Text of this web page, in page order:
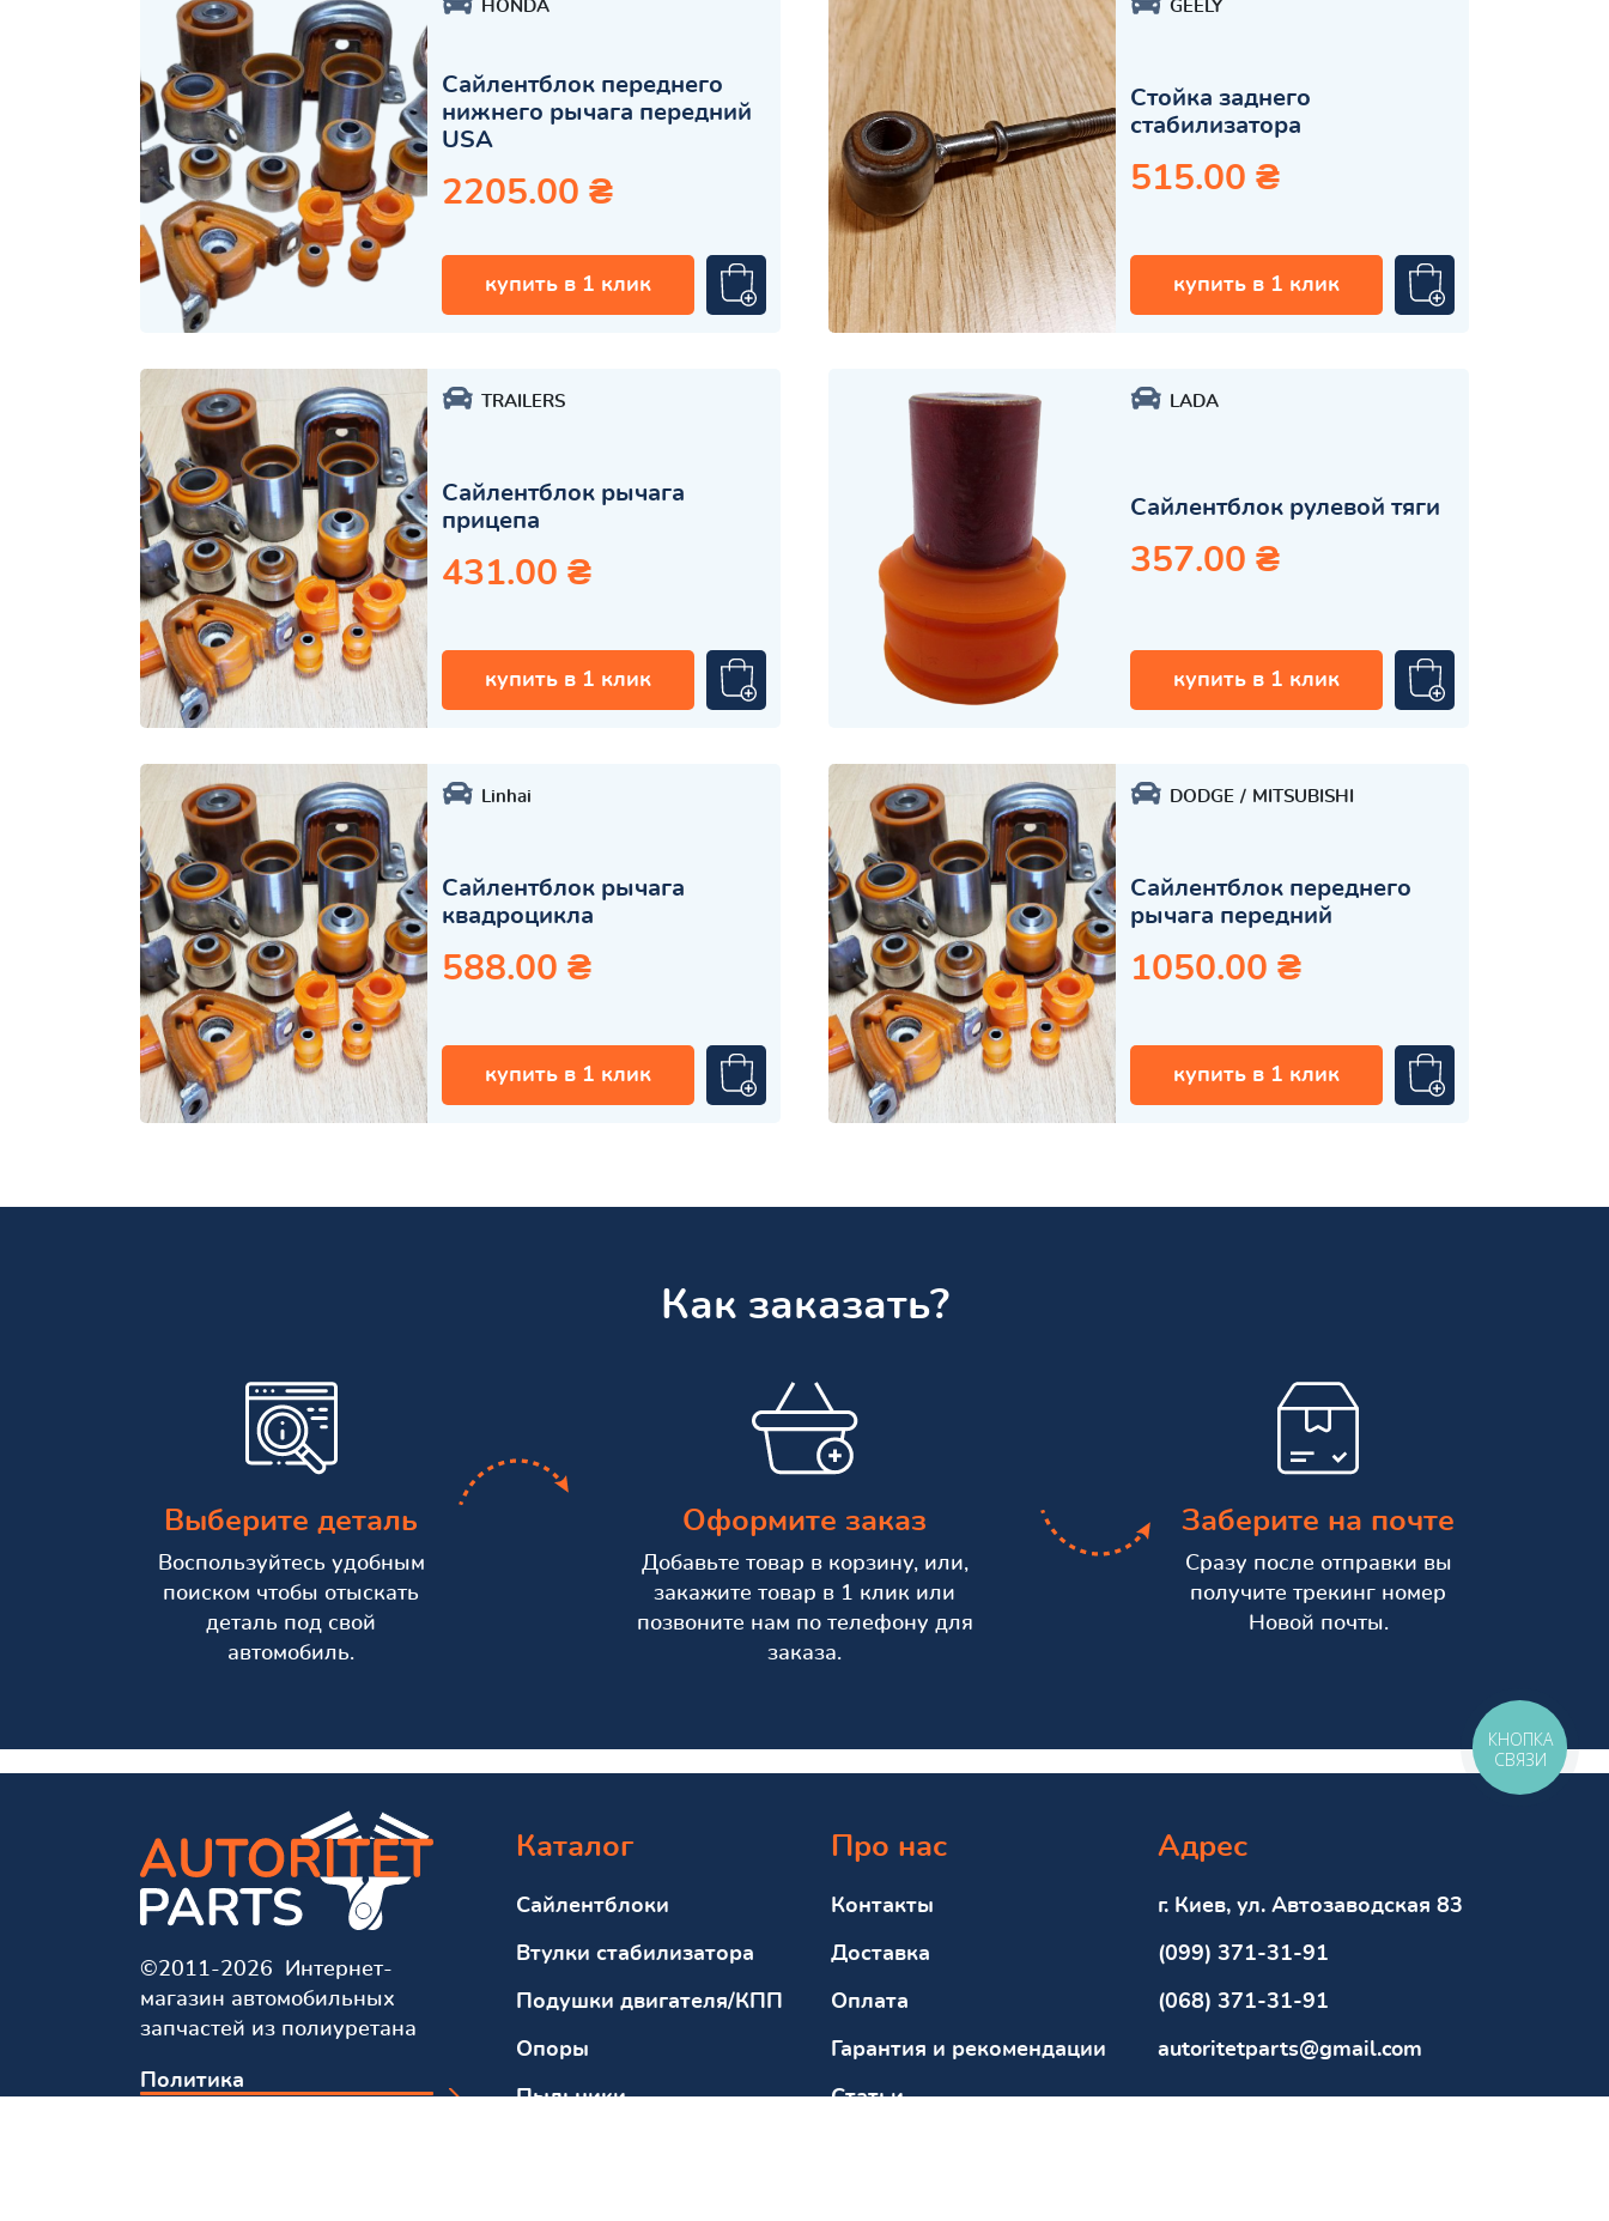
HONDA
Сайлентблок переднего
нижнего рычага передний
USA
2205.00 ₴
купить в 1 клик
GEELY
Стойка заднего
стабилизатора
515.00 ₴
купить в 1 клик
TRAILERS
Сайлентблок рычага
прицепа
431.00 ₴
купить в 1 клик
LADA
Сайлентблок рулевой тяги
357.00 ₴
купить в 1 клик
Linhai
Сайлентблок рычага
квадроцикла
588.00 ₴
купить в 1 клик
DODGE MITSUBISHI
Сайлентблок переднего
рычага передний
1050.00 ₴
купить в 1 клик
Как заказать?
Выберите деталь
Воспользуйтесь удобным
поиском чтобы отыскать
деталь под свой
автомобиль.
Оформите заказ
Добавьте товар в корзину, или,
закажите товар в 1 клик или
позвоните нам по телефону для
заказа.
Заберите на почте
Сразу после отправки вы
получите трекинг номер
Новой почты.
©2011-2026 Интернет-
магазин автомобильных
запчастей из полиуретана
Политика
Каталог
Сайлентблоки
Втулки стабилизатора
Подушки двигателя/КПП
Опоры
Пыльники
Про нас
Контакты
Доставка
Оплата
Гарантия и рекомендации
Статьи
Адрес
г. Киев, ул. Автозаводская 83
(099) 371-31-91
(068) 371-31-91
autoritetparts@gmail.com
КНОПКА
СВЯЗИ